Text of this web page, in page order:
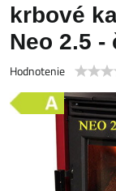
krbové
Neo 2.5 -
Hodnotenie